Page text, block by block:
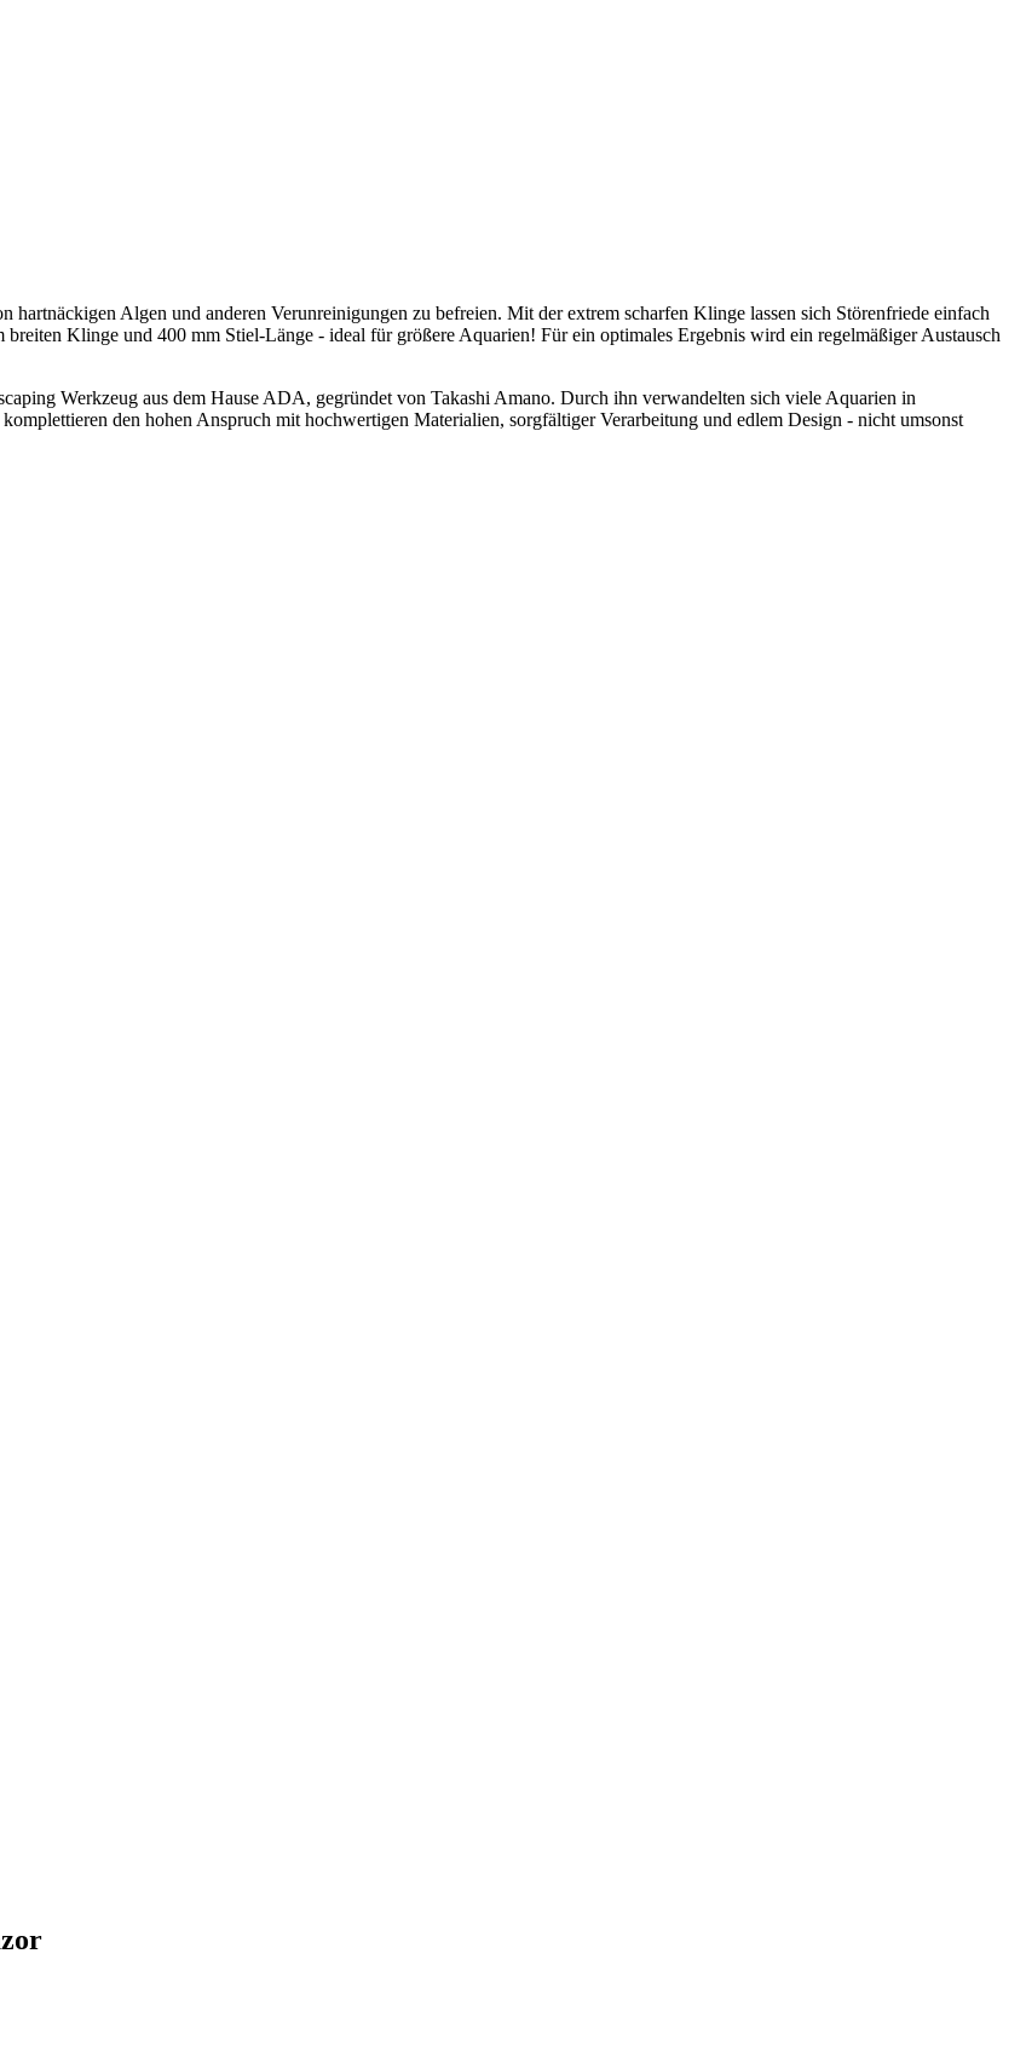
Algen und anderen Verunreinigungen zu befreien. Mit der extrem scharfen Klinge lassen sich Störenfriede einfach
Klinge und 400 mm Stiel-Länge - ideal für größere Aquarien! Für ein optimales Ergebnis wird ein regelmäßiger Austausch
Werkzeug aus dem Hause ADA, gegründet von Takashi Amano. Durch ihn verwandelten sich viele Aquarien in
den hohen Anspruch mit hochwertigen Materialien, sorgfältiger Verarbeitung und edlem Design - nicht umsonst